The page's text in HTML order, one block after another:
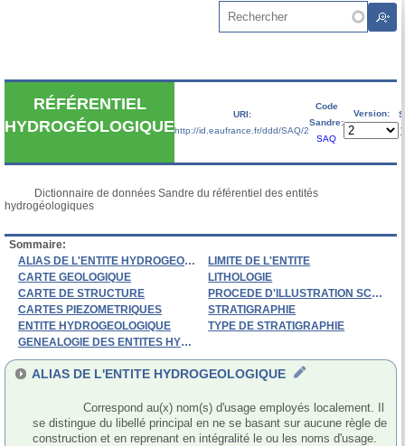
Rechercher
RÉFÉRENTIEL
HYDROGÉOLOGIQUE
URI:
http://id.eaufrance.fr/ddd/SAQ/2
Code
Sandre:
SAQ
Version:
hydrogéologiques
Sommaire:
ALIAS DE L'ENTITE HYDROGEOLOGIQUE
CARTE GEOLOGIQUE
CARTE DE STRUCTURE
CARTES PIEZOMETRIQUES
ENTITE HYDROGEOLOGIQUE
GENEALOGIE DES ENTITES HYDROGEOLOGIQUES
LIMITE DE L'ENTITE
LITHOLOGIE
PROCEDE D'ILLUSTRATION
STRATIGRAPHIE
TYPE DE STRATIGRAPHIE
ALIAS DE L'ENTITE HYDROGEOLOGIQUE
              Correspond au(x) nom(s) d'usage employés localement. Il
se distingue du libellé principal en ne se basant sur aucune règle de
construction et en reprenant en intégralité le ou les noms d'usage.